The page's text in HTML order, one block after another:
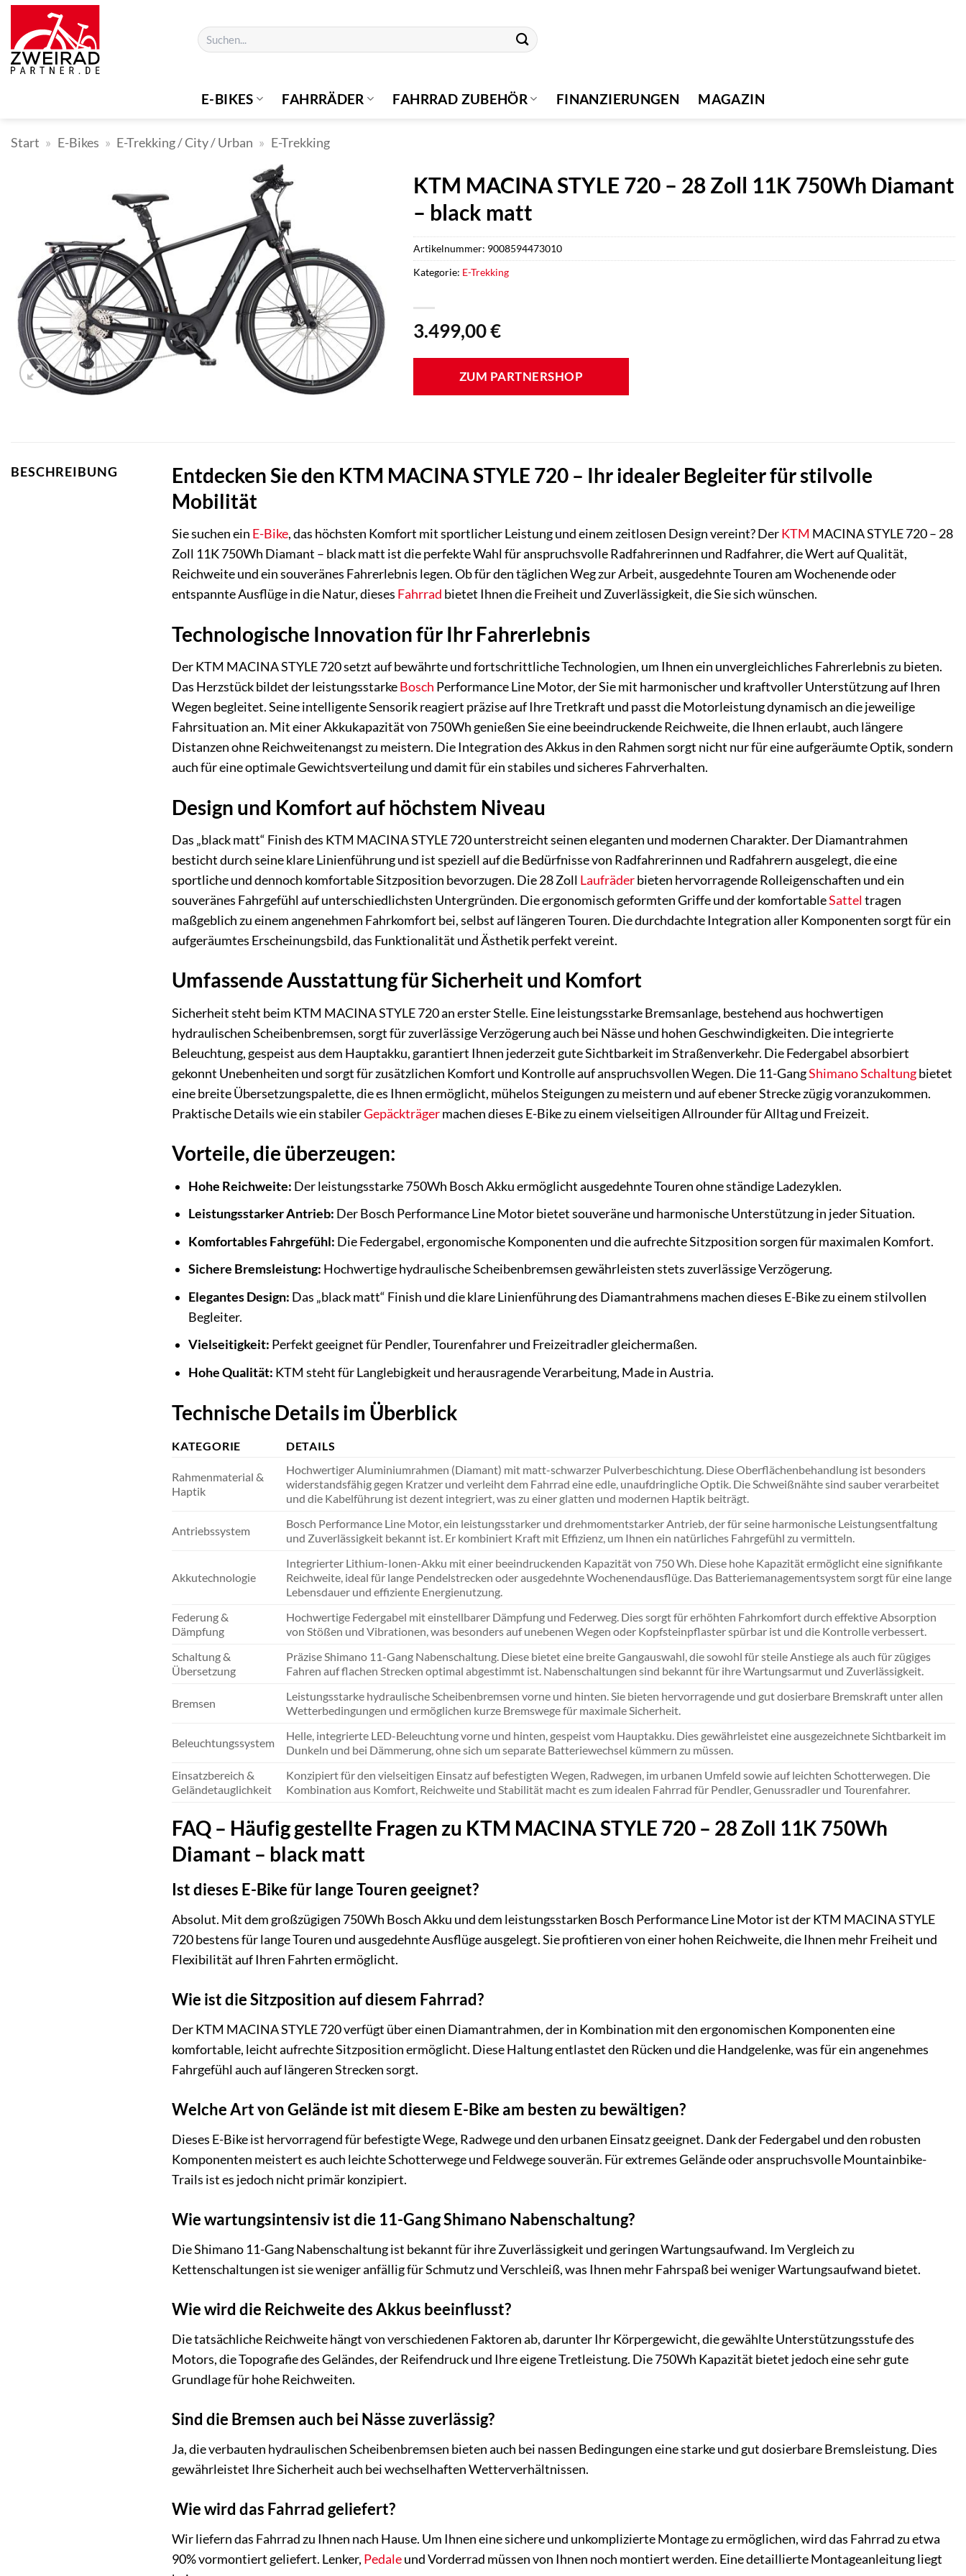
Zum
Inhalt
springen
Suchen
nach:
E-BIKES FAHRRÄDER FAHRRAD ZUBEHÖR FINANZIERUNGEN MAGAZIN
Start » E-Bikes » E-Trekking / City / Urban » E-Trekking
KTM MACINA STYLE 720 – 28 Zoll 11K 750Wh Diamant
– black matt
3.499,00€
ZUM PARTNERSHOP
Artikelnummer: 9008594473010
Kategorie: E-Trekking
BESCHREIBUNG
Entdecken Sie den KTM MACINA STYLE 720 – Ihr idealer Begleiter für stilvolle
Mobilität
Sie suchen ein E-Bike, das höchsten Komfort mit sportlicher Leistung und einem zeitlosen Design vereint? DerKTM MACINA STYLE 720 – 28
Zoll 11K 750Wh Diamant – black matt ist die perfekte Wahl für anspruchsvolle Radfahrerinnen und Radfahrer, die Wert auf Qualität,
Reichweite und ein souveränes Fahrerlebnis legen. Ob für den täglichen Weg zur Arbeit, ausgedehnte Touren am Wochenende oder
entspannte Ausflüge in die Natur, dieses Fahrrad bietet Ihnen die Freiheit und Zuverlässigkeit, die Sie sich wünschen.
Technologische Innovation für Ihr Fahrerlebnis
Der KTM MACINA STYLE 720 setzt auf bewährte und fortschrittliche Technologien, um Ihnen ein unvergleichliches Fahrerlebnis zu bieten.
Das Herzstück bildet der leistungsstarkeBosch Performance Line Motor, der Sie mit harmonischer und kraftvoller Unterstützung auf Ihren
Wegen begleitet. Seine intelligente Sensorik reagiert präzise auf Ihre Tretkraft und passt die Motorleistung dynamisch an die jeweilige
Fahrsituation an. Mit einer Akkukapazität von 750Wh genießen Sie eine beeindruckende Reichweite, die Ihnen erlaubt, auch längere
Distanzen ohne Reichweitenangst zu meistern. Die Integration des Akkus in den Rahmen sorgt nicht nur für eine aufgeräumte Optik, sondern
auch für eine optimale Gewichtsverteilung und damit für ein stabiles und sicheres Fahrverhalten.
Design und Komfort auf höchstem Niveau
Das „black matt“ Finish des KTM MACINA STYLE 720 unterstreicht seinen eleganten und modernen Charakter. Der Diamantrahmen
besticht durch seine klare Linienführung und ist speziell auf die Bedürfnisse von Radfahrerinnen und Radfahrern ausgelegt, die eine
sportliche und dennoch komfortable Sitzposition bevorzugen. Die 28 Zoll Laufräderbieten hervorragende Rolleigenschaften und ein
souveränes Fahrgefühl auf unterschiedlichsten Untergründen. Die ergonomisch geformten Griffe und der komfortableSatteltragen
maßgeblich zu einem angenehmen Fahrkomfort bei, selbst auf längeren Touren. Die durchdachte Integration aller Komponenten sorgt für ein
aufgeräumtes Erscheinungsbild, das Funktionalität und Ästhetik perfekt vereint.
Umfassende Ausstattung für Sicherheit und Komfort
Sicherheit steht beim KTM MACINA STYLE 720 an erster Stelle. Eine leistungsstarke Bremsanlage, bestehend aus hochwertigen
hydraulischen Scheibenbremsen, sorgt für zuverlässige Verzögerung auch bei Nässe und hohen Geschwindigkeiten. Die integrierte
Beleuchtung, gespeist aus dem Hauptakku, garantiert Ihnen jederzeit gute Sichtbarkeit im Straßenverkehr. Die Federgabel absorbiert
gekonnt Unebenheiten und sorgt für zusätzlichen Komfort und Kontrolle auf anspruchsvollen Wegen. Die 11-GangShimanoSchaltungbietet
eine breite Übersetzungspalette, die es Ihnen ermöglicht, mühelos Steigungen zu meistern und auf ebener Strecke zügig voranzukommen.
Praktische Details wie ein stabilerGepäckträgermachen dieses E-Bike zu einem vielseitigen Allrounder für Alltag und Freizeit.
Vorteile, die überzeugen:
Hohe Reichweite: Der leistungsstarke 750Wh Bosch Akku ermöglicht ausgedehnte Touren ohne ständige Ladezyklen.
Leistungsstarker Antrieb: Der Bosch Performance Line Motor bietet souveräne und harmonische Unterstützung in jeder Situation.
Komfortables Fahrgefühl: Die Federgabel, ergonomische Komponenten und die aufrechte Sitzposition sorgen für maximalen Komfort.
Sichere Bremsleistung: Hochwertige hydraulische Scheibenbremsen gewährleisten stets zuverlässige Verzögerung.
Elegantes Design: Das „black matt“ Finish und die klare Linienführung des Diamantrahmens machen dieses E-Bike zu einem stilvollen
Begleiter.
Vielseitigkeit: Perfekt geeignet für Pendler, Tourenfahrer und Freizeitradler gleichermaßen.
Hohe Qualität: KTM steht für Langlebigkeit und herausragende Verarbeitung, Made in Austria.
Technische Details im Überblick
KATEGORIE DETAILS
Rahmenmaterial &
Haptik
Hochwertiger Aluminiumrahmen (Diamant) mit matt-schwarzer Pulverbeschichtung. Diese Oberflächenbehandlung ist besonders
widerstandsfähig gegen Kratzer und verleiht dem Fahrrad eine edle, unaufdringliche Optik. Die Schweißnähte sind sauber verarbeitet
und die Kabelführung ist dezent integriert, was zu einer glatten und modernen Haptik beiträgt.
Antriebssystem
Bosch Performance Line Motor, ein leistungsstarker und drehmomentstarker Antrieb, der für seine harmonische Leistungsentfaltung
und Zuverlässigkeit bekannt ist. Er kombiniert Kraft mit Effizienz, um Ihnen ein natürliches Fahrgefühl zu vermitteln.
Akkutechnologie
Integrierter Lithium-Ionen-Akku mit einer beeindruckenden Kapazität von 750 Wh. Diese hohe Kapazität ermöglicht eine signifikante
Reichweite, ideal für lange Pendelstrecken oder ausgedehnte Wochenendausflüge. Das Batteriemanagementsystem sorgt für eine lange
Lebensdauer und effiziente Energienutzung.
Federung &
Dämpfung
Hochwertige Federgabel mit einstellbarer Dämpfung und Federweg. Dies sorgt für erhöhten Fahrkomfort durch effektive Absorption
von Stößen und Vibrationen, was besonders auf unebenen Wegen oder Kopfsteinpflaster spürbar ist und die Kontrolle verbessert.
Schaltung &
Übersetzung
Präzise Shimano 11-Gang Nabenschaltung. Diese bietet eine breite Gangauswahl, die sowohl für steile Anstiege als auch für zügiges
Fahren auf flachen Strecken optimal abgestimmt ist. Nabenschaltungen sind bekannt für ihre Wartungsarmut und Zuverlässigkeit.
Bremsen
Leistungsstarke hydraulische Scheibenbremsen vorne und hinten. Sie bieten hervorragende und gut dosierbare Bremskraft unter allen
Wetterbedingungen und ermöglichen kurze Bremswege für maximale Sicherheit.
Beleuchtungssystem
Helle, integrierte LED-Beleuchtung vorne und hinten, gespeist vom Hauptakku. Dies gewährleistet eine ausgezeichnete Sichtbarkeit im
Dunkeln und bei Dämmerung, ohne sich um separate Batteriewechsel kümmern zu müssen.
Einsatzbereich &
Geländetauglichkeit
Konzipiert für den vielseitigen Einsatz auf befestigten Wegen, Radwegen, im urbanen Umfeld sowie auf leichten Schotterwegen. Die
Kombination aus Komfort, Reichweite und Stabilität macht es zum idealen Fahrrad für Pendler, Genussradler und Tourenfahrer.
FAQ – Häufig gestellte Fragen zu KTM MACINA STYLE 720 – 28 Zoll 11K 750Wh
Diamant – black matt
Ist dieses E-Bike für lange Touren geeignet?
Absolut. Mit dem großzügigen 750Wh Bosch Akku und dem leistungsstarken Bosch Performance Line Motor ist der KTM MACINA STYLE
720 bestens für lange Touren und ausgedehnte Ausflüge ausgelegt. Sie profitieren von einer hohen Reichweite, die Ihnen mehr Freiheit und
Flexibilität auf Ihren Fahrten ermöglicht.
Wie ist die Sitzposition auf diesem Fahrrad?
Der KTM MACINA STYLE 720 verfügt über einen Diamantrahmen, der in Kombination mit den ergonomischen Komponenten eine
komfortable, leicht aufrechte Sitzposition ermöglicht. Diese Haltung entlastet den Rücken und die Handgelenke, was für ein angenehmes
Fahrgefühl auch auf längeren Strecken sorgt.
Welche Art von Gelände ist mit diesem E-Bike am besten zu bewältigen?
Dieses E-Bike ist hervorragend für befestigte Wege, Radwege und den urbanen Einsatz geeignet. Dank der Federgabel und den robusten
Komponenten meistert es auch leichte Schotterwege und Feldwege souverän. Für extremes Gelände oder anspruchsvolle Mountainbike-
Trails ist es jedoch nicht primär konzipiert.
Wie wartungsintensiv ist die 11-Gang Shimano Nabenschaltung?
Die Shimano 11-Gang Nabenschaltung ist bekannt für ihre Zuverlässigkeit und geringen Wartungsaufwand. Im Vergleich zu
Kettenschaltungen ist sie weniger anfällig für Schmutz und Verschleiß, was Ihnen mehr Fahrspaß bei weniger Wartungsaufwand bietet.
Wie wird die Reichweite des Akkus beeinflusst?
Die tatsächliche Reichweite hängt von verschiedenen Faktoren ab, darunter Ihr Körpergewicht, die gewählte Unterstützungsstufe des
Motors, die Topografie des Geländes, der Reifendruck und Ihre eigene Tretleistung. Die 750Wh Kapazität bietet jedoch eine sehr gute
Grundlage für hohe Reichweiten.
Sind die Bremsen auch bei Nässe zuverlässig?
Ja, die verbauten hydraulischen Scheibenbremsen bieten auch bei nassen Bedingungen eine starke und gut dosierbare Bremsleistung. Dies
gewährleistet Ihre Sicherheit auch bei wechselhaften Wetterverhältnissen.
Wie wird das Fahrrad geliefert?
Wir liefern das Fahrrad zu Ihnen nach Hause. Um Ihnen eine sichere und unkomplizierte Montage zu ermöglichen, wird das Fahrrad zu etwa
90% vormontiert geliefert. Lenker, Pedaleund Vorderrad müssen von Ihnen noch montiert werden. Eine detaillierte Montageanleitung liegt